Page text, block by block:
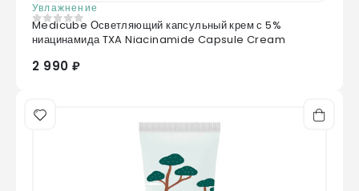
Увлажнение
0из 5
Medicube Осветляющий капсульный крем с 5%
ниацинамида TXA Niacinamide Capsule Cream
2 990 ₽